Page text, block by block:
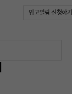
입고알림 신청하기